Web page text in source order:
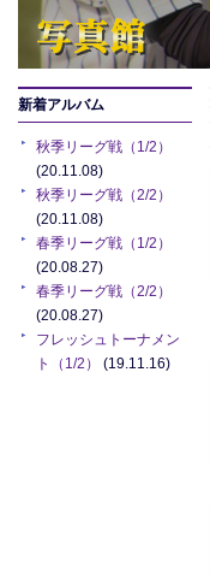
新着アルバム
秋季リーグ戦（1/2）
(20.11.08)
秋季リーグ戦（2/2）
(20.11.08)
春季リーグ戦（1/2）
(20.08.27)
春季リーグ戦（2/2）
(20.08.27)
フレッシュトーナメン
ト（1/2）
(19.11.16)